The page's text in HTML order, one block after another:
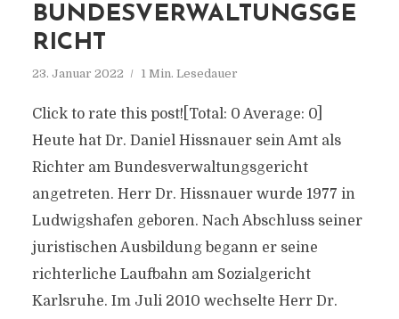
BUNDESVERWALTUNGSGE
RICHT
23. Januar 2022 1 Min. Lesedauer
Click to rate this post![Total: 0 Average: 0]
Heute hat Dr. Daniel Hissnauer sein Amt als
Richter am Bundesverwaltungsgericht
angetreten. Herr Dr. Hissnauer wurde 1977 in
Ludwigshafen geboren. Nach Abschluss seiner
juristischen Ausbildung begann er seine
richterliche Laufbahn am Sozialgericht
Karlsruhe. Im Juli 2010 wechselte Herr Dr.